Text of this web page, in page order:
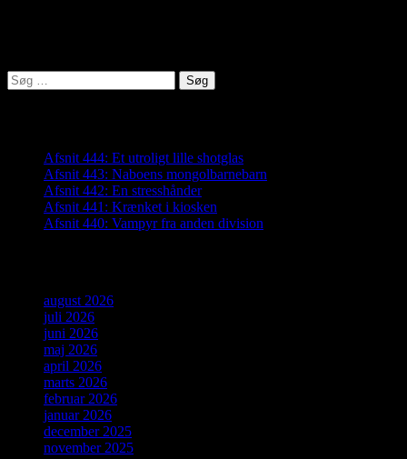
Søg
efter:
Afsnit 444: Et utroligt lille shotglas
Afsnit 443: Naboens mongolbarnebarn
Afsnit 442: En stresshånder
Afsnit 441: Krænket i kiosken
Afsnit 440: Vampyr fra anden division
august 2026
juli 2026
juni 2026
maj 2026
april 2026
marts 2026
februar 2026
januar 2026
december 2025
november 2025